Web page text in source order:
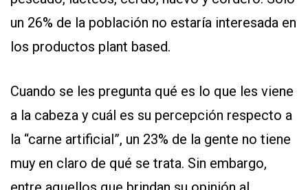
un 26% de la población no estaría interesada en
los productos plant based.
Cuando se les pregunta qué es lo que les viene
a la cabeza y cuál es su percepción respecto a
la “carne artificial”, un 23% de la gente no tiene
muy en claro de qué se trata. Sin embargo,